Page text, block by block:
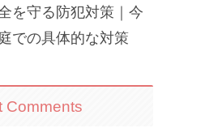
を守る防犯対策｜今
での具体的な対策
Comments